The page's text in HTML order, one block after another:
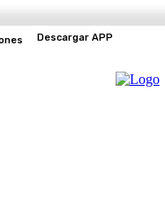
Descargar APP